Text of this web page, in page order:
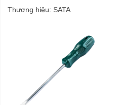
Thương hiệu: SATA